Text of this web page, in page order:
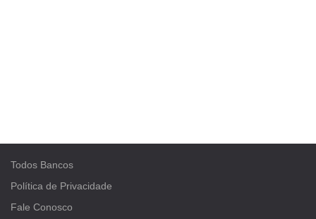
Todos Bancos
Política de Privacidade
Fale Conosco